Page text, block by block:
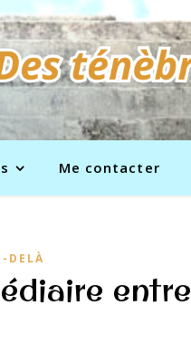
Me contacter
DELÀ
entre